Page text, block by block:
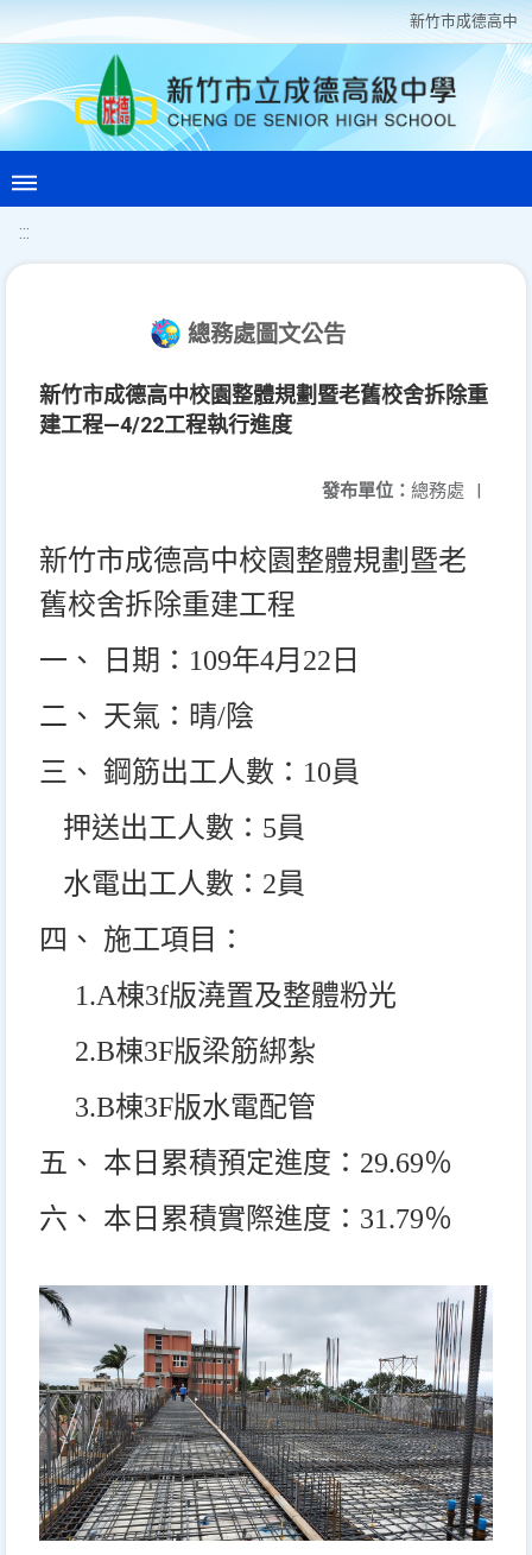
新竹巿成德高中
:::
總務處圖文公告
新竹市成德高中校園整體規劃暨老舊校舍拆除重
建工程—4/22工程執行進度
發布單位： 總務處 |
新竹市成德高中校園整體規劃暨老
舊校舍拆除重建工程
一、 日期：109年4月22日
二、 天氣：晴/陰
三、 鋼筋出工人數：10員
押送出工人數：5員
水電出工人數：2員
四、 施工項目：
1.A棟3f版澆置及整體粉光
2.B棟3F版梁筋綁紮
3.B棟3F版水電配管
五、 本日累積預定進度：29.69％
六、 本日累積實際進度：31.79％